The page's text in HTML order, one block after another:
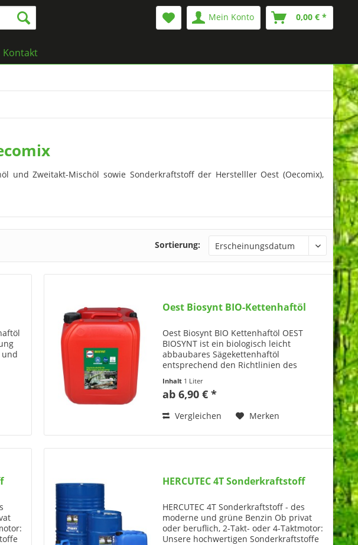
Mein Konto 0,00 € *
Kontakt
und Zweitakt-Mischöl sowie Sonderkraftstoff der Herstelller Oest (Oecomix),
Sortierung:
und
Oest Biosynt BIO-Kettenhaftöl
Oest Biosynt BIO Kettenhaftöl OEST
BIOSYNT ist ein biologisch leicht
abbaubares Sägekettenhaftöl
entsprechend den Richtlinien des
„Kettenschmieröle für Motorsägen“ und
erhielt deshalb das Umweltzeichen
Inhalt 1 Liter
ab 6,90 € *
Vergleichen Merken
HERCUTEC 4T Sonderkraftstoff
HERCUTEC 4T Sonderkraftstoff - des
moderne und grüne Benzin Ob privat
oder beruflich, 2-Takt- oder 4-Taktmotor:
Unsere hochwertigen Sonderkraftstoffe